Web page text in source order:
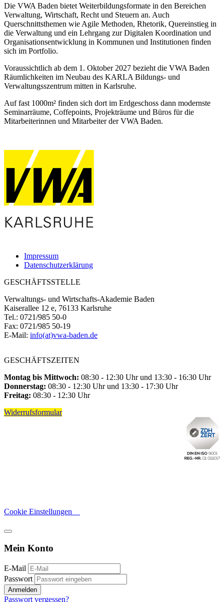
Die VWA Baden bietet Weiterbildungsformate in den Bereichen
Verwaltung, Wirtschaft, Recht und Steuern an. Auch
Querschnittsthemen wie Agile Methoden, Rhetorik, Quereinstieg in
die Verwaltung und ein Lehrgang zur Digitalen Koordination und
Organisationsentwicklung in Kommunen und Institutionen finden
sich im Portfolio.
Voraussichtlich ab dem 1. Oktober 2027 bezieht die VWA Baden
Räumlichkeiten im Neubau des KARLA Bildungs- und
Verwaltungsszentrum mitten in Karlsruhe.
Auf fast 1000m² finden sich dort im Erdgeschoss dann modernste
Seminarräume, Coffepoints, Projekträume und Büros für die
Mitarbeiterinnen und Mitarbeiter der VWA Baden.
Impressum
Datenschutzerklärung
GESCHÄFTSSTELLE
Verwaltungs- und Wirtschafts-Akademie Baden
Kaiserallee 12 e, 76133 Karlsruhe
Tel.: 0721/985 50-0
Fax: 0721/985 50-19
E-Mail: info(at)vwa-baden.de
GESCHÄFTSZEITEN
Montag bis Mittwoch: 08:30 - 12:30 Uhr und 13:30 - 16:30 Uhr
Donnerstag: 08:30 - 12:30 Uhr und 13:30 - 17:30 Uhr
Freitag: 08:30 - 12:30 Uhr
Widerrufsformular
Cookie Einstellungen
Mein Konto
E-Mail
Passwort
Anmelden
Passwort vergessen?